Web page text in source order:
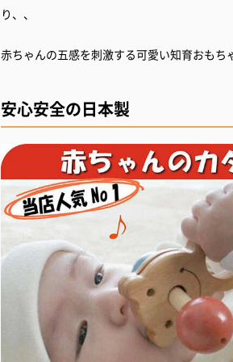
り、、
赤ちゃんの五感を刺激する可愛い知育おもち
安心安全の日本製